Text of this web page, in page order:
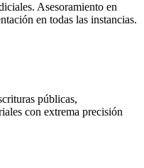
Asesoramiento en
en todas las instancias.
públicas,
con extrema precisión